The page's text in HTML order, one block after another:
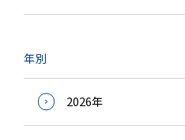
年別
2026年